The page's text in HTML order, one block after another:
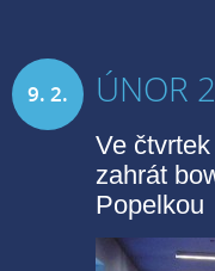
9. 2. ÚNOR
Ve čtvrtek
zahrát
Popelkou